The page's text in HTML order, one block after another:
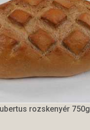
rozskenyér 750g